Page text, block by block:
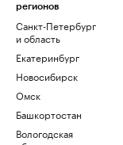
регионов
Санкт-Петербург
и область
Екатеринбург
Новосибирск
Омск
Башкортостан
Вологодская